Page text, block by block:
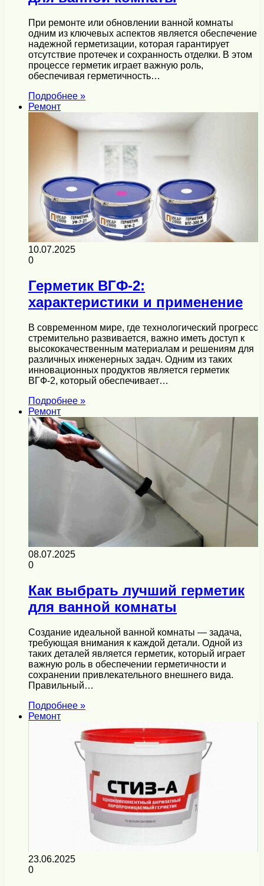
При ремонте или обновлении ванной комнаты
одним из ключевых аспектов является обеспечение
надежной герметизации, которая гарантирует
отсутствие протечек и сохранность отделки. В этом
процессе герметик играет важную роль,
обеспечивая герметичность…
Подробнее »
Ремонт
10.07.2025
0
Герметик ВГФ-2:
характеристики и применение
В современном мире, где технологический прогресс
стремительно развивается, важно иметь доступ к
высококачественным материалам и решениям для
различных инженерных задач. Одним из таких
инновационных продуктов является герметик
ВГФ-2, который обеспечивает…
Подробнее »
Ремонт
08.07.2025
0
Как выбрать лучший герметик
для ванной комнаты
Создание идеальной ванной комнаты — задача,
требующая внимания к каждой детали. Одной из
таких деталей является герметик, который играет
важную роль в обеспечении герметичности и
сохранении привлекательного внешнего вида.
Правильный…
Подробнее »
Ремонт
23.06.2025
0